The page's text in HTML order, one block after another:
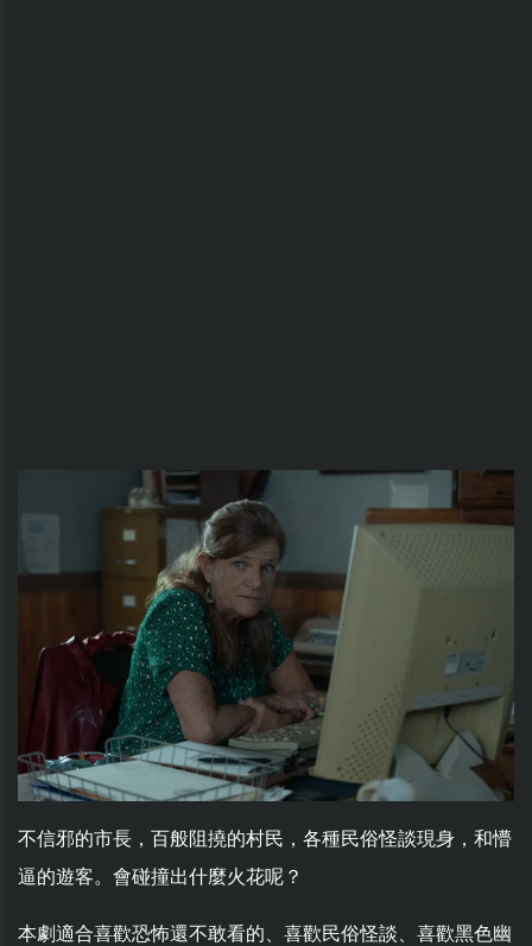
不信邪的市長，百般阻撓的村民，各種民俗怪談現身，和懵
逼的遊客。會碰撞出什麼火花呢？
本劇適合喜歡恐怖還不敢看的、喜歡民俗怪談、喜歡黑色幽